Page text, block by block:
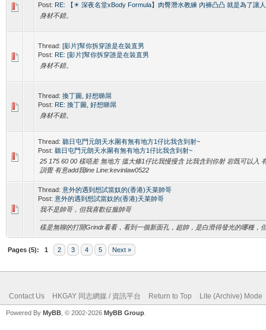
Post: RE: 【☀ 深夜名堂xBody Formula】肉臀潛水教練 內褲凸凸 就是為了讓
身材不錯。
Thread: [影片]幫你拆穿誰是在裝直男
Post: RE: [影片]幫你拆穿誰是在裝直男
身材不錯。
Thread: 換丁圖, 好想睇屌
Post: RE: 換丁圖, 好想睇屌
身材不錯。
Thread: 聽日屯門元朗天水圍有無有地方1仔比我含到射~
Post: 聽日屯門元朗天水圍有無有地方1仔比我含到射~
25 175 60 00 樣唔差 無地方 搵大條1仔比我慢慢含 比我含到你射 岩既可以入
訓覺 有意add我line Line:kevinlaw0522
Thread: 意外的遇到想試當奴的(香港)天菜帥哥
Post: 意外的遇到想試當奴的(香港)天菜帥哥
我不是帥哥，但我喜歡征服帥哥
樣是無聊的打開Grindr看看，看到一個新面孔，超帥，是白滑得發光的哪種，
Pages (5): 1 2 3 4 5 Next »
Contact Us HKGAY 同志網媒 / 資訊平台 Return to Top Lite (Archive) Mode
Powered By MyBB , © 2002-2026 MyBB Group